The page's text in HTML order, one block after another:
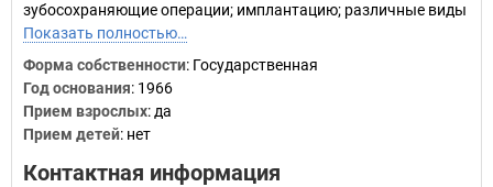
зубосохраняющие операции; имплантацию; различные виды
Показать полностью…
Форма собственности: Государственная
Год основания: 1966
Прием взрослых: да
Прием детей: нет
Контактная информация